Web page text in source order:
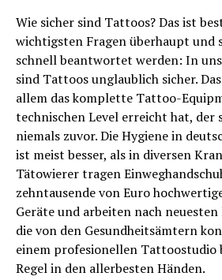
Wie sicher sind Tattoos? Das ist
wichtigsten Fragen überhaupt und
schnell beantwortet werden: In
sind Tattoos unglaublich sicher.
allem das komplette Tattoo-
technischen Level erreicht hat, der
niemals zuvor. Die Hygiene in
ist meist besser, als in diversen
Tätowierer tragen
zehntausende von Euro
Geräte und arbeiten nach
die von den Gesundheitsämtern
einem profesionellen Tattoostudio
Regel in den allerbesten Händen.